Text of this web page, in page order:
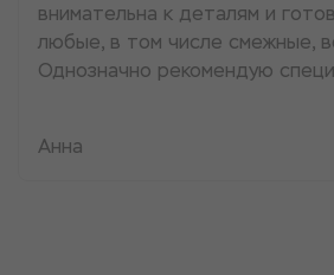
внимательна к деталям и
любые, в том числе смежные,
Однозначно рекомендую
Анна